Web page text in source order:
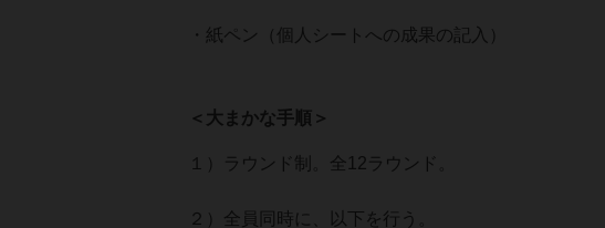
・紙ペン（個人シートへの成果の記入）
＜大まかな手順＞
１）ラウンド制。全12ラウンド。
２）全員同時に、以下を行う。